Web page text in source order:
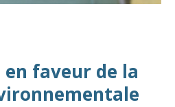
en faveur de la